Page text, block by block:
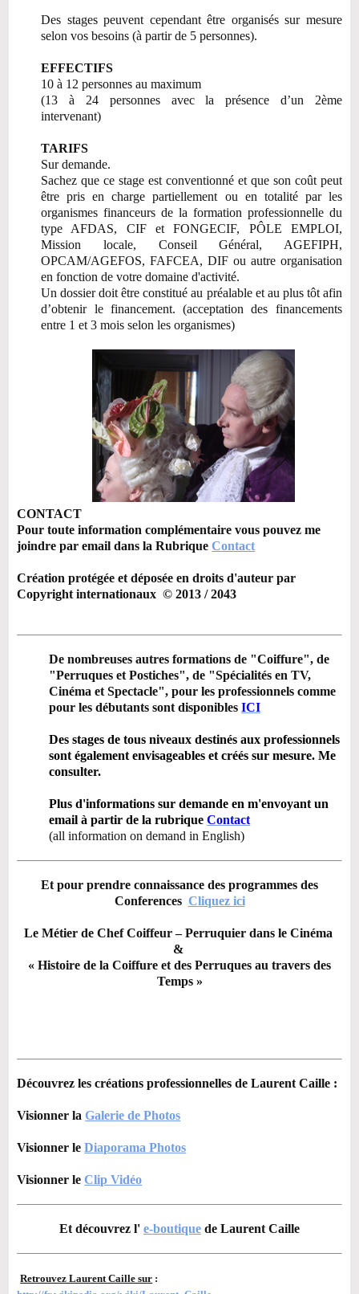
Des stages peuvent cependant être organisés sur mesure
selon vos besoins (à partir de 5 personnes).
EFFECTIFS
10 à 12 personnes au maximum
(13 à 24 personnes avec la présence d’un 2ème
intervenant)
TARIFS
Sur demande.
Sachez que ce stage est conventionné et que son coût peut
être pris en charge partiellement ou en totalité par les
organismes financeurs de la formation professionnelle du
type AFDAS, CIF et FONGECIF, PÔLE EMPLOI,
Mission locale, Conseil Général, AGEFIPH,
OPCAM/AGEFOS, FAFCEA, DIF ou autre organisation
en fonction de votre domaine d'activité.
Un dossier doit être constitué au préalable et au plus tôt afin
d’obtenir le financement. (acceptation des financements
entre 1 et 3 mois selon les organismes)
CONTACT
Pour toute information complémentaire vous pouvez me
joindre par email dans la RubriqueContact
Création protégée et déposée en droits d'auteur par
Copyright internationaux© 2013 / 2043
De nombreuses autres formations de "Coiffure", de
"Perruques et Postiches", de "Spécialités en TV,
Cinéma et Spectacle", pour les professionnels comme
pour les débutants sont disponiblesICI
Des stages de tous niveaux destinés aux professionnels
sont également envisageables et créés sur mesure. Me
consulter.
Plus d'informations sur demande en m'envoyant un
email à partir de la rubriqueContact
(all information on demand in English)
Et pour prendre connaissance des programmes des
Conferences Cliquez ici
Le Métier de Chef Coiffeur – Perruquier dans le Cinéma
&
« Histoire de la Coiffure et des Perruques au travers des
Temps»
Découvrez les créations professionnelles de Laurent Caille :
Visionner laGalerie de Photos
Visionner leDiaporama Photos
Visionner leClip Vidéo
Et découvrez l' e-boutique de Laurent Caille
Retrouvez Laurent Caille sur :